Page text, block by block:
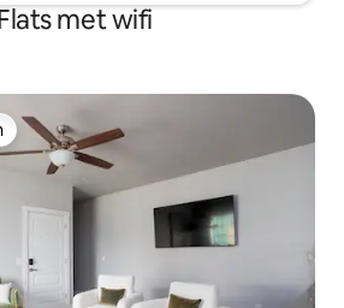
met wifi